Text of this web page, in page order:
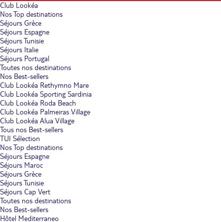
Club Lookéa
Nos Top destinations
Séjours Grèce
Séjours Espagne
Séjours Tunisie
Séjours Italie
Séjours Portugal
Toutes nos destinations
Nos Best-sellers
Club Lookéa Rethymno Mare
Club Lookéa Sporting Sardinia
Club Lookéa Roda Beach
Club Lookéa Palmeiras Village
Club Lookéa Alua Village
Tous nos Best-sellers
TUI Sélection
Nos Top destinations
Séjours Espagne
Séjours Maroc
Séjours Grèce
Séjours Tunisie
Séjours Cap Vert
Toutes nos destinations
Nos Best-sellers
Hôtel Mediterraneo